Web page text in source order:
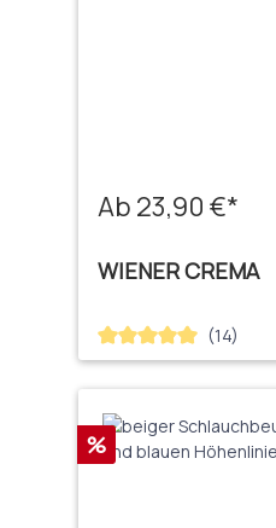
Ab 23,90 €*
WIENER CREMA
Durchschnittliche
(14)
Rabatt
%